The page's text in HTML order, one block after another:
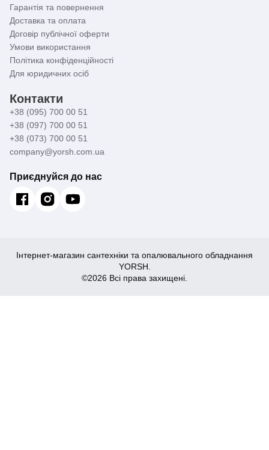
Гарантія та повернення
Доставка та оплата
Договір публічної оферти
Умови використання
Політика конфіденційності
Для юридичних осіб
Контакти
+38 (095) 700 00 51
+38 (097) 700 00 51
+38 (073) 700 00 51
company@yorsh.com.ua
Приєднуйся до нас
Інтернет-магазин сантехніки та опалювального обладнання
YORSH.
©2026 Всі права захищені.